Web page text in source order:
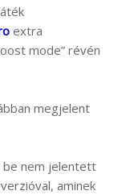
extra
mode” révén
megjelent
nem jelentett
aminek